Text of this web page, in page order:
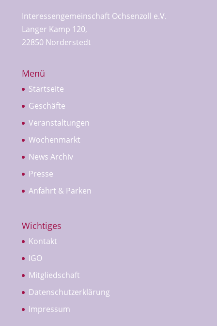
Interessengemeinschaft Ochsenzoll e.V.
Langer Kamp 120,
22850 Norderstedt
Menü
Startseite
Geschäfte
Veranstaltungen
Wochenmarkt
News Archiv
Presse
Anfahrt & Parken
Wichtiges
Kontakt
IGO
Mitgliedschaft
Datenschutzerklärung
Impressum